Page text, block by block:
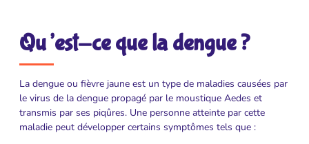
Qu’est-ce que la dengue ?
La dengue ou fièvre jaune est un type de maladies causées par
le virus de la dengue propagé par le moustique Aedes et
transmis par ses piqûres. Une personne atteinte par cette
maladie peut développer certains symptômes tels que :